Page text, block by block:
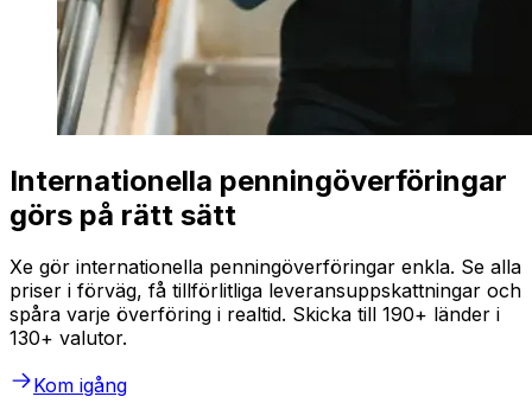
Internationella penningöverföringar
görs på rätt sätt
Xe gör internationella penningöverföringar enkla. Se alla
priser i förväg, få tillförlitliga leveransuppskattningar och
spåra varje överföring i realtid. Skicka till 190+ länder i
130+ valutor.
Kom igång